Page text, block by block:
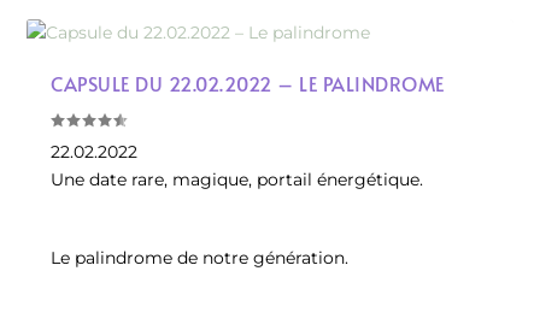
CAPSULE DU 22.02.2022 – LE PALINDROME
22.02.2022
Une date rare, magique, portail énergétique.
Le palindrome de notre génération.